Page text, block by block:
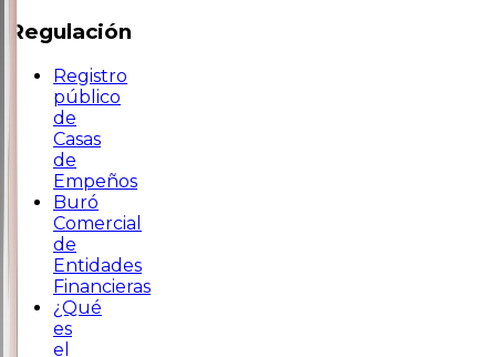
Regulación
Registro
público
de
Casas
de
Empeños
Buró
Comercial
de
Entidades
Financieras
¿Qué
es
el